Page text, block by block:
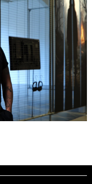
0:00/3:49